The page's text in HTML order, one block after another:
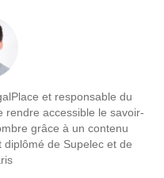
et responsable du
rendre accessible le savoir-
grâce à un contenu
de Supelec et de